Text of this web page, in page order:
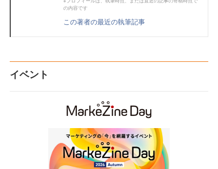
の内容です
この著者の最近の執筆記事
イベント